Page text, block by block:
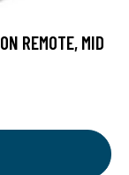
REMOTE, MID